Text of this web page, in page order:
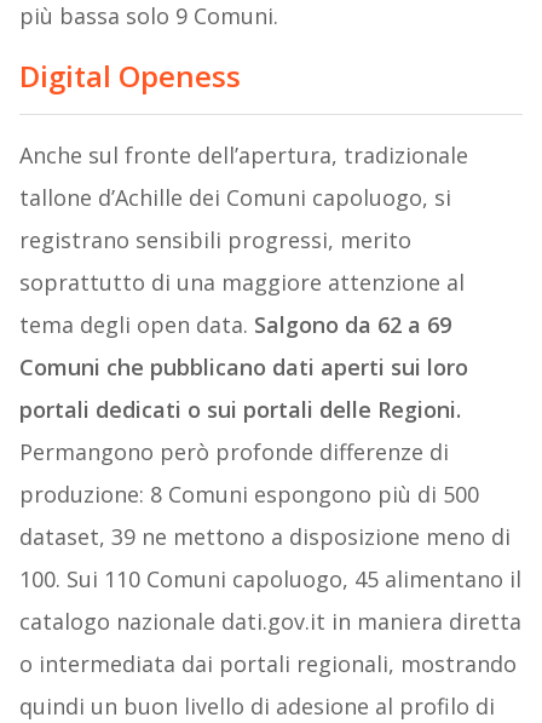
più bassa solo 9 Comuni.
Digital Openess
Anche sul fronte dell’apertura, tradizionale
tallone d’Achille dei Comuni capoluogo, si
registrano sensibili progressi, merito
soprattutto di una maggiore attenzione al
tema degli open data. Salgono da 62 a 69
Comuni che pubblicano dati aperti sui loro
portali dedicati o sui portali delle Regioni.
Permangono però profonde differenze di
produzione: 8 Comuni espongono più di 500
dataset, 39 ne mettono a disposizione meno di
100. Sui 110 Comuni capoluogo, 45 alimentano il
catalogo nazionale dati.gov.it in maniera diretta
o intermediata dai portali regionali, mostrando
quindi un buon livello di adesione al profilo di